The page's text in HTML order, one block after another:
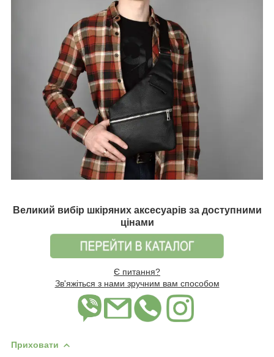
Великий вибір шкіряних аксесуарів за доступними
цінами
Є питання?
Зв'яжіться з нами зручним вам способом
Приховати